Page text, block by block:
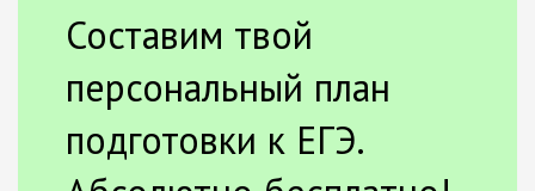
Составим твой
персональный план
подготовки к ЕГЭ.